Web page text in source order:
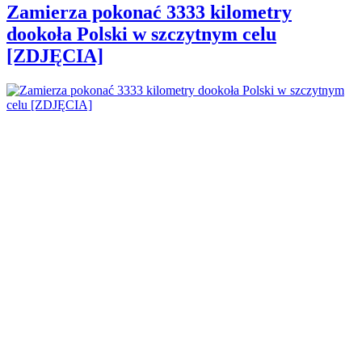
Zamierza pokonać 3333 kilometry
dookoła Polski w szczytnym celu
[ZDJĘCIA]